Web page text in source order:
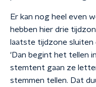
Er kan nog heel even
hebben hier drie
laatste tijdzone sluiten
'Dan begint het tellen
stemtent gaan ze
stemmen tellen. Dat